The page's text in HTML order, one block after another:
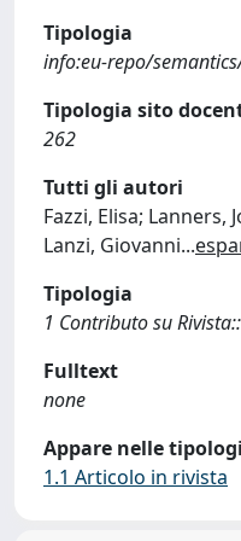
Tipologia
info:eu-repo/
Tipologia sito
262
Tutti gli autori
Fazzi, Elisa;
Lanzi, Giovanni...
Tipologia
1 Contributo su
Fulltext
none
Appare nelle
1.1 Articolo in rivista